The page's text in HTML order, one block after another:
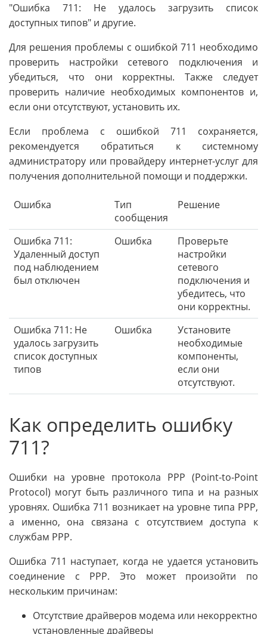
"Ошибка 711: Не удалось загрузить список
доступных типов" и другие.
Для решения проблемы с ошибкой 711 необходимо
проверить настройки сетевого подключения и
убедиться, что они корректны. Также следует
проверить наличие необходимых компонентов и,
если они отсутствуют, установить их.
Если проблема с ошибкой 711 сохраняется,
рекомендуется обратиться к системному
администратору или провайдеру интернет-услуг для
получения дополнительной помощи и поддержки.
Ошибка
Тип
сообщения
Решение
Ошибка 711:
Удаленный доступ
под наблюдением
был отключен
Ошибка
Проверьте
настройки
сетевого
подключения и
убедитесь, что
они корректны.
Ошибка 711: Не
удалось загрузить
список доступных
типов
Ошибка
Установите
необходимые
компоненты,
если они
отсутствуют.
Как определить ошибку
711?
Ошибки на уровне протокола PPP (Point-to-Point
Protocol) могут быть различного типа и на разных
уровнях. Ошибка 711 возникает на уровне типа PPP,
а именно, она связана с отсутствием доступа к
службам PPP.
Ошибка 711 наступает, когда не удается установить
соединение с PPP. Это может произойти по
нескольким причинам:
Отсутствие драйверов модема или некорректно
установленные драйверы